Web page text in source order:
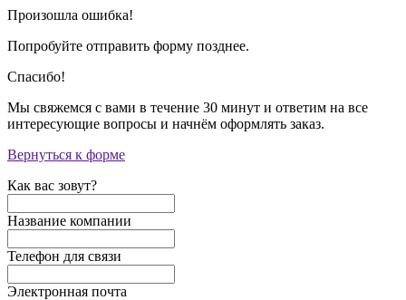
Произошла ошибка!
Попробуйте отправить форму позднее.
Спасибо!
Мы свяжемся с вами в течение 30 минут и ответим на все
интересующие вопросы и начнём оформлять заказ.
Вернуться к форме
Как вас зовут?
Название компании
Телефон для связи
Электронная почта